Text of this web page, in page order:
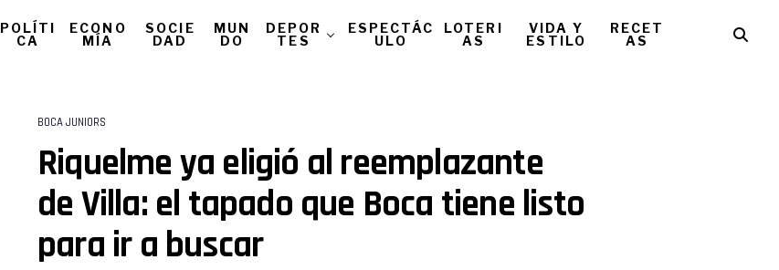
POLÍTI
CA
ECONO
MÍA
SOCIE
DAD
MUN
DO
DEPOR
TES
ESPECTÁC
ULO
LOTERI
AS
VIDA Y
ESTILO
RECET
AS
BOCA JUNIORS
Riquelme ya eligió al reemplazante
de Villa: el tapado que Boca tiene listo
para ir a buscar